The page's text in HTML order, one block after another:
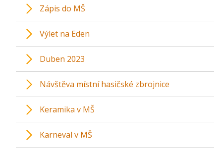
Zápis do MŠ
Výlet na Eden
Duben 2023
Návštěva místní hasičské zbrojnice
Keramika v MŠ
Karneval v MŠ